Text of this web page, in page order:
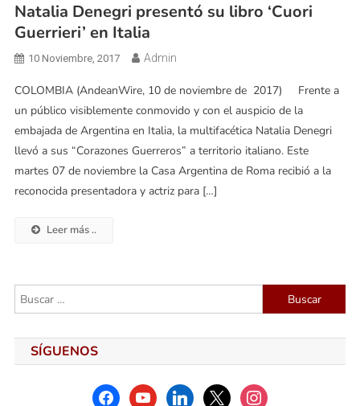
Natalia Denegri presentó su libro ‘Cuori
Guerrieri’ en Italia
10 Noviembre, 2017 Admin
COLOMBIA (AndeanWire, 10 de noviembre de 2017) Frente a
un público visiblemente conmovido y con el auspicio de la
embajada de Argentina en Italia, la multifacética Natalia Denegri
llevó a sus “Corazones Guerreros” a territorio italiano. Este
martes 07 de noviembre la Casa Argentina de Roma recibió a la
reconocida presentadora y actriz para […]
Leer más ..
Buscar:
SÍGUENOS
facebookyoutubelinkedinx instagram